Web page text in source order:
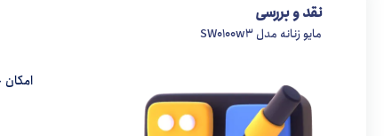
نقد و بررسی
مایو زنانه مدل SW0100w3